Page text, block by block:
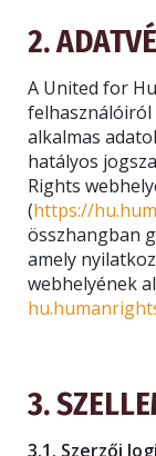
2.
A United for
felhasználóiról
alkalmas
hatályos
Rights
(https://
összhangban
amely
webhelyének
3.
3.1. Szerzői